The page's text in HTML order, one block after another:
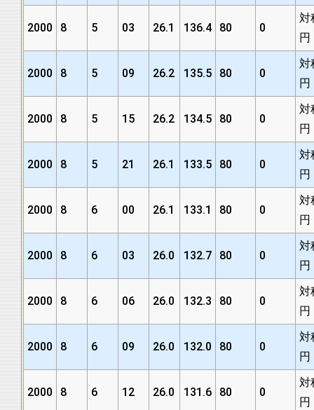
2000 8 5 03 26.1 136.4 80 0
対
円
2000 8 5 09 26.2 135.5 80 0
対
円
2000 8 5 15 26.2 134.5 80 0
対
円
2000 8 5 21 26.1 133.5 80 0
対
円
2000 8 6 00 26.1 133.1 80 0
対
円
2000 8 6 03 26.0 132.7 80 0
対
円
2000 8 6 06 26.0 132.3 80 0
対
円
2000 8 6 09 26.0 132.0 80 0
対
円
2000 8 6 12 26.0 131.6 80 0
対
円